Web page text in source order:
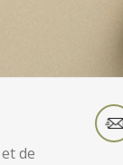
de